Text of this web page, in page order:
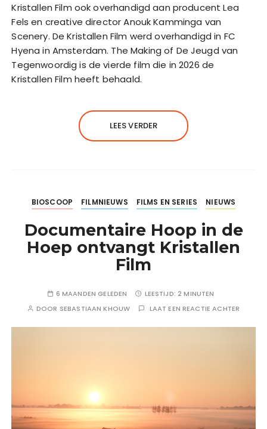
Kristallen Film ook overhandigd aan producent Lea
Fels en creative director Anouk Kamminga van
Scenery. De Kristallen Film werd overhandigd in FC
Hyena in Amsterdam. The Making of De Jeugd van
Tegenwoordig is de vierde film die in 2026 de
Kristallen Film heeft behaald.
LEES VERDER
BIOSCOOP FILMNIEUWS FILMS EN SERIES NIEUWS
Documentaire Hoop in de
Hoep ontvangt Kristallen
Film
6 MAANDEN GELEDEN LEESTIJD:2 MINUTEN
DOOR SEBASTIAAN KHOUW LAAT EEN REACTIE ACHTER